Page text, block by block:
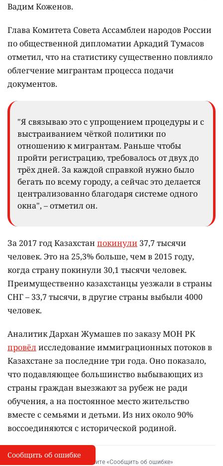
Вадим Коженов.
Глава Комитета Совета Ассамблеи народов России
по общественной дипломатии Аркадий Тумасов
отметил, что на статистику существенно повлияло
облегчение мигрантам процесса подачи
документов.
"Я связываю это с упрощением процедуры и с
выстраиванием чёткой политики по
отношению к мигрантам. Раньше чтобы
пройти регистрацию, требовалось от двух до
трёх дней. За каждой справкой нужно было
бегать по всему городу, а сейчас это делается
централизованно благодаря системе одного
окна", – отметил он.
За 2017 год Казахстан покинули 37,7 тысячи
человек. Это на 25,3% больше, чем в 2015 году,
когда страну покинули 30,1 тысячи человек.
Преимущественно казахстанцы уезжали в страны
СНГ – 33,7 тысячи, в другие страны выбыли 4000
человек.
Аналитик Дархан Жумашев по заказу МОН РК
провёлисследование иммиграционных потоков в
Казахстане за последние три года. Оно показало,
что подавляющее большинство выбывающих из
страны граждан выезжают за рубеж не ради
обучения, а на постоянное место жительство
вместе с семьями и детьми. Из них около 90%
воссоединяются с исторической родиной.
I
Сообщить об опечатке
Выделите фрагмент и нажмите «Сообщить об ошибке»
Сообщить об ошибке